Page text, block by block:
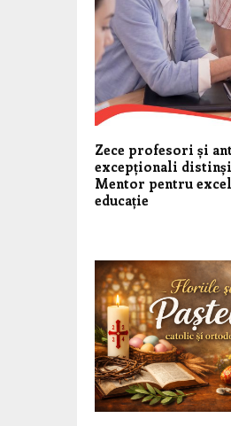
Zece profesori și
excepționali
Mentor pentru
educație